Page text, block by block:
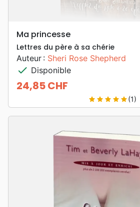
Ma princesse
Lettres du père à sa chérie
Auteur : Sheri Rose Shepherd
check Disponible
Prix
24,85 CHF
star star star star star(1)